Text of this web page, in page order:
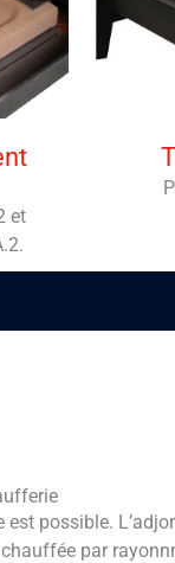
et
est possible.
par